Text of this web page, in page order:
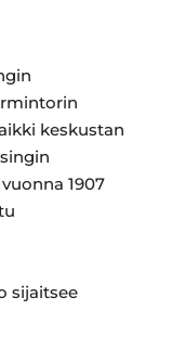
keskustan
1907
sijaitsee